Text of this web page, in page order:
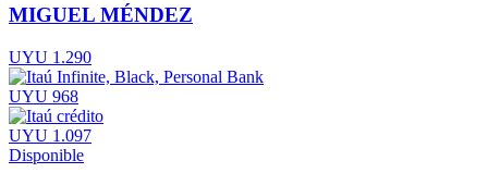
MIGUEL MÉNDEZ
UYU 1.290
UYU 968
UYU 1.097
Disponible